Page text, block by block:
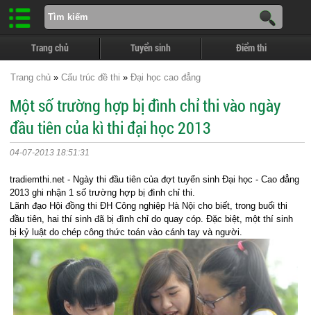
Trang chủ Tuyển sinh Điểm thi
Trang chủ » Cấu trúc đề thi » Đại học cao đẳng
Một số trường hợp bị đình chỉ thi vào ngày
đầu tiên của kì thi đại học 2013
04-07-2013 18:51:31
tradiemthi.net - Ngày thi đầu tiên của đợt tuyển sinh Đại học - Cao đẳng
2013 ghi nhận 1 số trường hợp bị đình chỉ thi.
Lãnh đạo Hội đồng thi ĐH Công nghiệp Hà Nội cho biết, trong buổi thi
đầu tiên, hai thí sinh đã bị đình chỉ do quay cóp. Đặc biệt, một thí sinh
bị kỷ luật do chép công thức toán vào cánh tay và người.